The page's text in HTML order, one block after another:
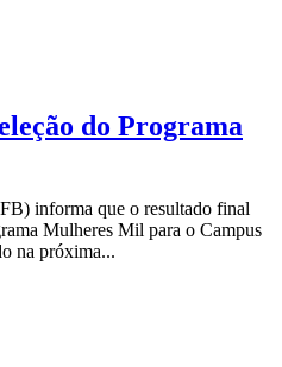
do Programa
informa que o resultado final
Mulheres Mil para o Campus
na próxima...